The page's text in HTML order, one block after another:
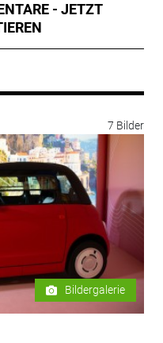
- JETZT
7 Bilder
Bildergalerie